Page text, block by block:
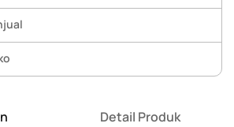
Detail Produk